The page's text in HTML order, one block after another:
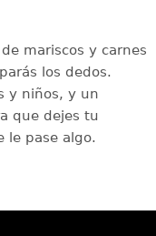
mariscos y carnes
los dedos.
y niños, y un
que dejes tu
le pase algo.